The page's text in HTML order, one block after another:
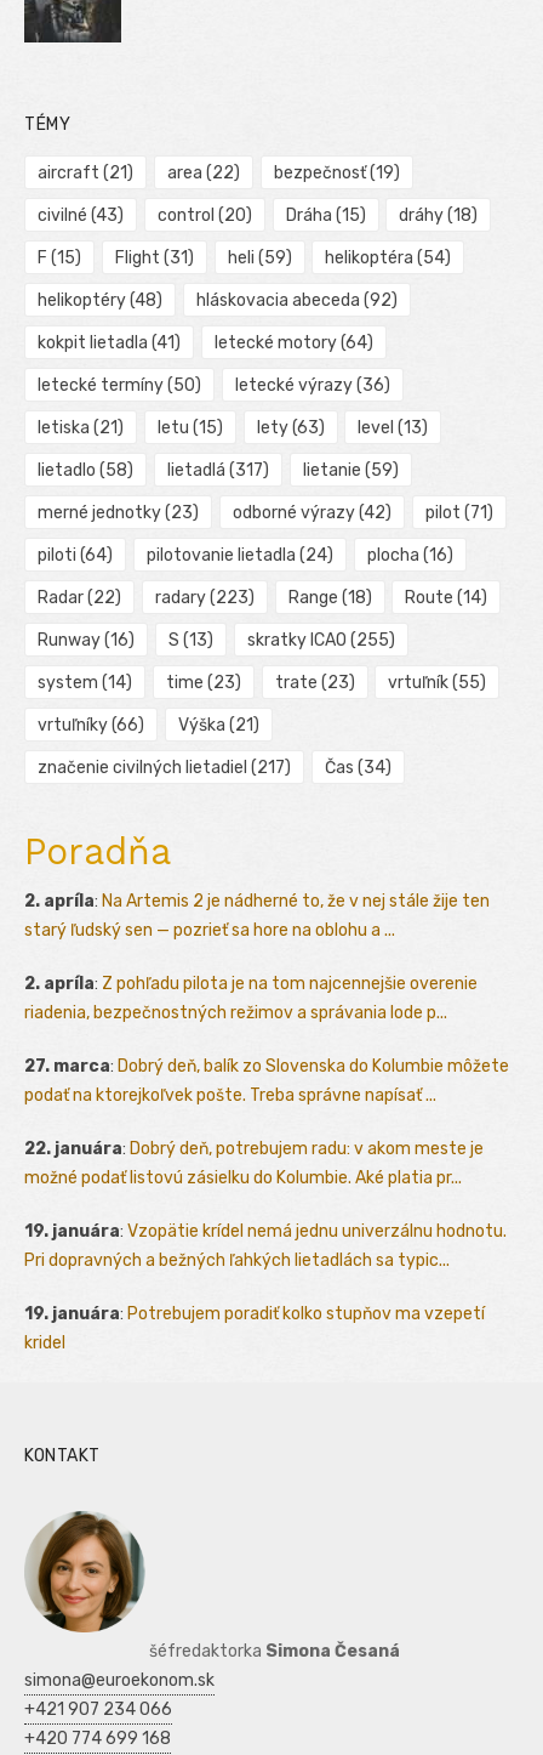
TÉMY
aircraft (21) area (22) bezpečnosť(19)
civilné (43) control (20) Dráha (15) dráhy(18)
F (15) Flight (31) heli (59) helikoptéra (54)
helikoptéry(48) hláskovacia abeceda (92)
kokpit lietadla (41) letecké motory(64)
letecké termíny(50) letecké výrazy(36)
letiska (21) letu (15) lety(63) level (13)
lietadlo (58) lietadlá (317) lietanie (59)
merné jednotky(23) odborné výrazy(42) pilot (71)
piloti (64) pilotovanie lietadla (24) plocha (16)
Radar(22) radary(223) Range (18) Route (14)
Runway(16) S (13) skratky ICAO (255)
system (14) time (23) trate (23) vrtuľník(55)
vrtuľníky(66) Výška (21)
značenie civilných lietadiel (217) Čas (34)
Poradňa
2. apríla: Na Artemis 2 je nádherné to, že v nej stále žije ten
starý ľudský sen — pozrieť sa hore na oblohu a ...
2. apríla: Z pohľadu pilota je na tom najcennejšie overenie
riadenia, bezpečnostných režimov a správania lode p...
27. marca: Dobrý deň, balík zo Slovenska do Kolumbie môžete
podať na ktorejkoľvek pošte. Treba správne napísať ...
22. januára: Dobrý deň, potrebujem radu: v akom meste je
možné podať listovú zásielku do Kolumbie. Aké platia pr...
19. januára: Vzopätie krídel nemá jednu univerzálnu hodnotu.
Pri dopravných a bežných ľahkých lietadlách sa typic...
19. januára: Potrebujem poradiť kolko stupňov ma vzepetí
kridel
KONTAKT
šéfredaktorka Simona Česaná
simona@euroekonom.sk
+421 907 234 066
+420 774 699 168